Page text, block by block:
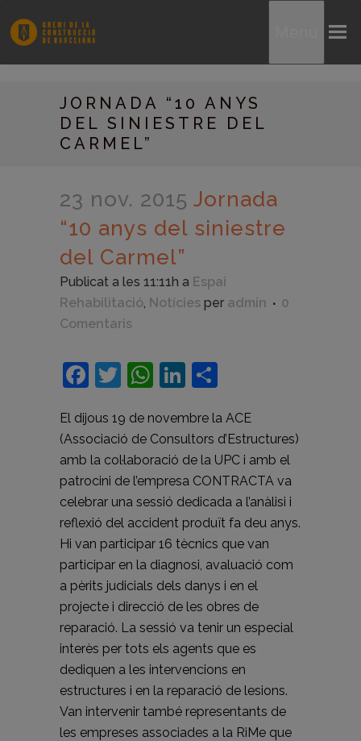
JORNADA “10 ANYS
DEL SINIESTRE DEL
CARMEL”
23 nov. 2015 Jornada
“10 anys del siniestre
del Carmel”
Publicat a les 11:11h a Espai
Rehabilitació, Notícies per admin
0
Comentaris
Facebook
Twitter
WhatsApp
LinkedIn
El dijous 19 de novembre la ACE
(Associació de Consultors d’Estructures)
amb la col·laboració de la UPC i amb el
patrocini de l’empresa CONTRACTA va
celebrar una sessió dedicada a l’anàlisi i
reflexió del accident produït fa deu anys.
Hi van participar 16 tècnics que van
participar en la diagnosi, avaluació com
a pèrits judicials dels danys i en el
projecte i direcció de les obres de
reparació. La sessió va tenir un especial
interès per tots els agents que es
dediquen a les intervencions en
estructures i en la reparació de lesions.
Van intervenir també representants de
les empreses associades a la RiMe que